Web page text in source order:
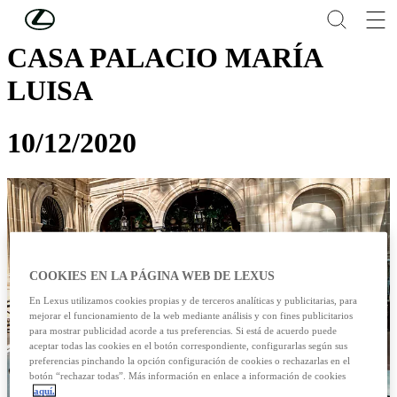
Skip to Main Content
CASA PALACIO MARÍA
LUISA
10/12/2020
COOKIES EN LA PÁGINA WEB DE LEXUS
En Lexus utilizamos cookies propias y de terceros analíticas y publicitarias, para
mejorar el funcionamiento de la web mediante análisis y con fines publicitarios
para mostrar publicidad acorde a tus preferencias. Si está de acuerdo puede
aceptar todas las cookies en el botón correspondiente, configurarlas según sus
preferencias pinchando la opción configuración de cookies o rechazarlas en el
botón “rechazar todas”. Más información en enlace a información de cookies
aquí.